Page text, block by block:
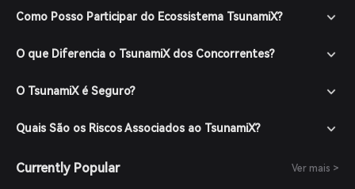
Como Posso Participar do Ecossistema TsunamiX?
O que Diferencia o TsunamiX dos Concorrentes?
O TsunamiX é Seguro?
Quais São os Riscos Associados ao TsunamiX?
Currently Popular Ver mais >